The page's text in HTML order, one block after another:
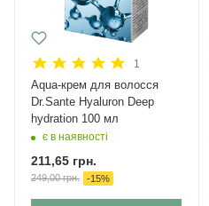
1
Aqua-крем для волосся
Dr.Sante Hyaluron Deep
hydration 100 мл
є в наявності
211,65 грн.
249,00грн. -15%